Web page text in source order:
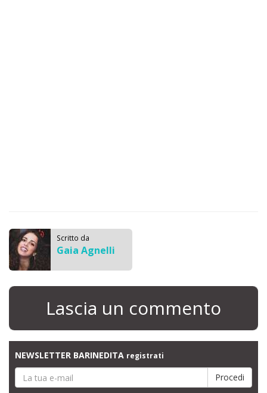
Scritto da
Gaia Agnelli
Lascia un commento
NEWSLETTER BARINEDITA registrati